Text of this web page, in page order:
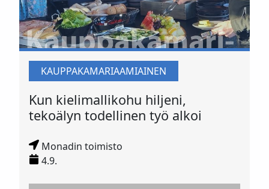
KAUPPAKAMARIAAMIAINEN
Kun kielimallikohu hiljeni,
tekoälyn todellinen työ alkoi
Monadin toimisto
4.9.